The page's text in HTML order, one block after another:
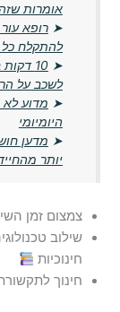
אומרות
➤רופא
להתקלח כל
➤
10
לשכב על
➤ מדוע לא
היומיומי
➤ מדען
יותר
צמצום זמן
שילוב
חינוכיות
חינוך